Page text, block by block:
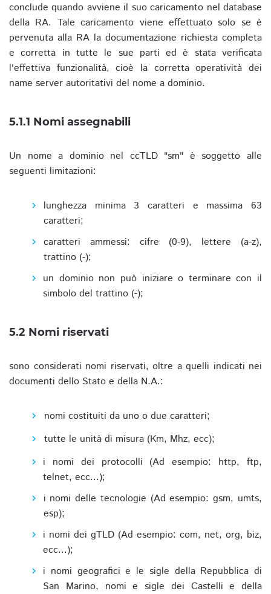
conclude quando avviene il suo caricamento nel database
della RA. Tale caricamento viene effettuato solo se è
pervenuta alla RA la documentazione richiesta completa
e corretta in tutte le sue parti ed è stata verificata
l'effettiva funzionalità, cioè la corretta operatività dei
name server autoritativi del nome a dominio.
5.1.1 Nomi assegnabili
Un nome a dominio nel ccTLD "sm" è soggetto alle
seguenti limitazioni:
lunghezza minima 3 caratteri e massima 63
caratteri;
caratteri ammessi: cifre (0-9), lettere (a-z),
trattino (-);
un dominio non può iniziare o terminare con il
simbolo del trattino (-);
5.2 Nomi riservati
sono considerati nomi riservati, oltre a quelli indicati nei
documenti dello Stato e della N.A.:
nomi costituiti da uno o due caratteri;
tutte le unità di misura (Km, Mhz, ecc);
i nomi dei protocolli (Ad esempio: http, ftp,
telnet, ecc...);
i nomi delle tecnologie (Ad esempio: gsm, umts,
esp);
i nomi dei gTLD (Ad esempio: com, net, org, biz,
ecc...);
i nomi geografici e le sigle della Repubblica di
San Marino, nomi e sigle dei Castelli e della